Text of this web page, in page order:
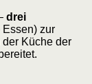
drei
Essen) zur
Küche der